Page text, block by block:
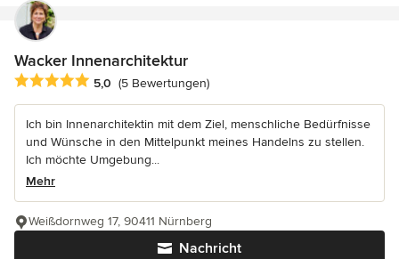
Wacker Innenarchitektur
Durchschnittliche Bewertung: 5 von 5 Sternen
5,0 (5 Bewertungen)
Ich bin Innenarchitektin mit dem Ziel, menschliche Bedürfnisse
und Wünsche in den Mittelpunkt meines Handelns zu stellen.
Ich möchte Umgebung...
Mehr
Nachricht
Weißdornweg 17, 90411 Nürnberg